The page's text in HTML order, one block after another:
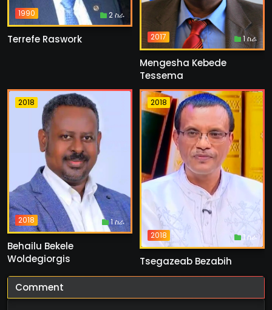
1990 2 ስራ
Terrefe Raswork 2017 1 ስራ
Mengesha Kebede
Tessema
2018
2018 1 ስራ
Behailu Bekele
Woldegiorgis
2018
2018 1 ስራ
Tsegazeab Bezabih
Comment